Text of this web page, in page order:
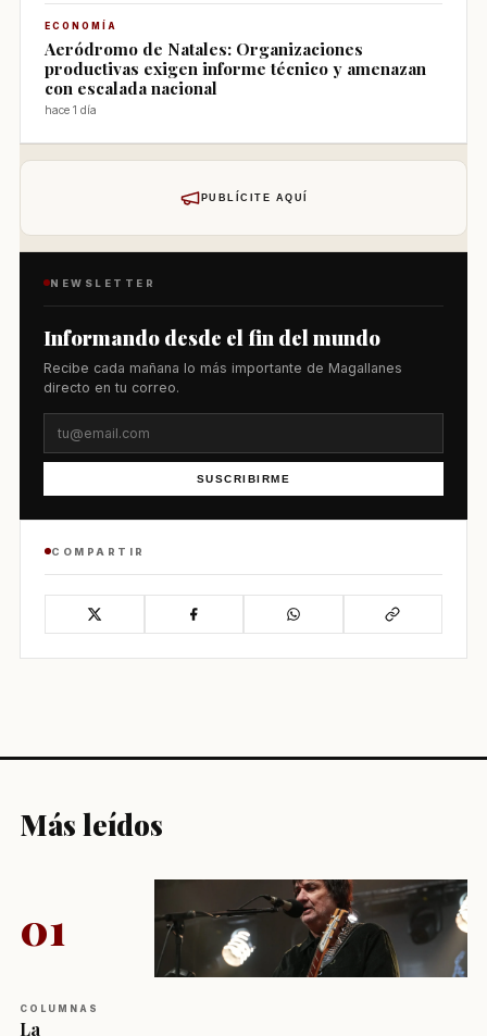
ECONOMÍA
Aeródromo de Natales: Organizaciones
productivas exigen informe técnico y amenazan
con escalada nacional
hace 1 día
PUBLÍCITE AQUÍ
NEWSLETTER
Informando desde el fin del mundo
Recibe cada mañana lo más importante de Magallanes
directo en tu correo.
SUSCRIBIRME
COMPARTIR
Más leídos
01
COLUMNAS
La